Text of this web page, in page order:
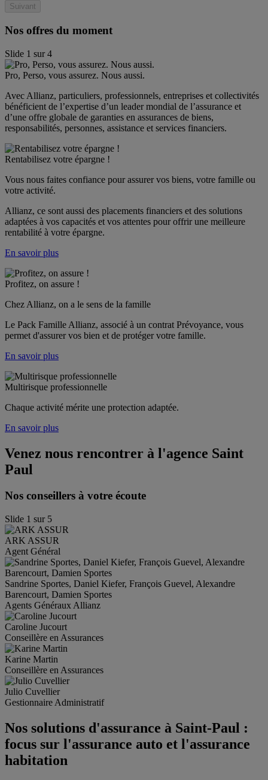
Suivant
Nos offres du moment
Slide 1 sur4
Pro, Perso, vous assurez. Nous aussi.
Avec Allianz, particuliers, professionnels, entreprises et collectivités
bénéficient de l’expertise d’un leader mondial de l’assurance et
d’une offre globale de garanties en assurances de biens,
responsabilités, personnes, assistance et services financiers.
Rentabilisez votre épargne !
Vous nous faites confiance pour assurer vos biens, votre famille ou
votre activité.
Allianz, ce sont aussi des placements financiers et des solutions
adaptées à vos capacités et vos attentes pour offrir une meilleure
rentabilité à votre épargne.
En savoir plus
Profitez, on assure !
Chez Allianz, on a le sens de la famille
Le Pack Famille Allianz, associé à un contrat Prévoyance, vous
permet d'assurer vos bien et de protéger votre famille.
En savoir plus
Multirisque professionnelle
Chaque activité mérite une protection adaptée.
En savoir plus
Venez nous rencontrer à l'agence Saint
Paul
Nos conseillers à votre écoute
Slide 1 sur 5
ARK ASSUR
Agent Général
Sandrine Sportes, Daniel Kiefer, François Guevel, Alexandre
Barencourt, Damien Sportes
Agents Généraux Allianz
Caroline Jucourt
Conseillère en Assurances
Karine Martin
Conseillère en Assurances
Julio Cuvellier
Gestionnaire Administratif
Nos solutions d'assurance à Saint-Paul :
focus sur l'assurance auto et l'assurance
habitation